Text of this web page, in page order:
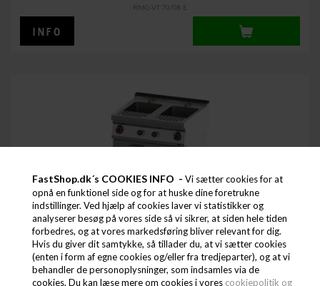
FastShop.dk´s COOKIES INFO - Vi sætter cookies for at
opnå en funktionel side og for at huske dine foretrukne
indstillinger. Ved hjælp af cookies laver vi statistikker og
analyserer besøg på vores side så vi sikrer, at siden hele tiden
forbedres, og at vores markedsføring bliver relevant for dig.
Hvis du giver dit samtykke, så tillader du, at vi sætter cookies
(enten i form af egne cookies og/eller fra tredjeparter), og at vi
behandler de personoplysninger, som indsamles via de
cookies. Du kan læse mere om cookies i vores cookiepolitik og
RMG-VT 70/08 E
PASTAKOGER 23+23 LITER - EL - REDFOX
32.175,00DKK